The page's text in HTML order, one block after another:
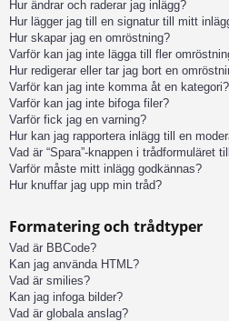
Hur ändrar och raderar jag inlägg?
Hur lägger jag till en signatur till mitt
Hur skapar jag en omröstning?
Varför kan jag inte lägga till fler
Hur redigerar eller tar jag bort en
Varför kan jag inte komma åt en kategori?
Varför kan jag inte bifoga filer?
Varför fick jag en varning?
Hur kan jag rapportera inlägg till en
Vad är “Spara”-knappen i trådformuläret
Varför måste mitt inlägg godkännas?
Hur knuffar jag upp min tråd?
Formatering och trådtyper
Vad är BBCode?
Kan jag använda HTML?
Vad är smilies?
Kan jag infoga bilder?
Vad är globala anslag?